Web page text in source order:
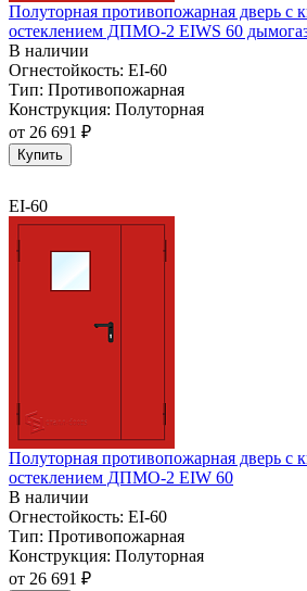
Полуторная противопожарная дверь с
остеклением ДПМО-2 EIWS 60
В наличии
Огнестойкость: EI-60
Тип: Противопожарная
Конструкция: Полуторная
от 26 691 ₽
Купить
EI-60
Полуторная противопожарная дверь с
остеклением ДПМО-2 EIW 60
В наличии
Огнестойкость: EI-60
Тип: Противопожарная
Конструкция: Полуторная
от 26 691 ₽